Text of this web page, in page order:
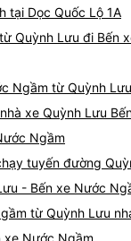
tại Dọc Quốc Lộ 1A
Quỳnh Lưu đi Bến
Ngầm từ Quỳnh Lưu
xe Quỳnh Lưu
Ngầm
tuyến đường
- Bến xe Nước
từ Quỳnh Lưu